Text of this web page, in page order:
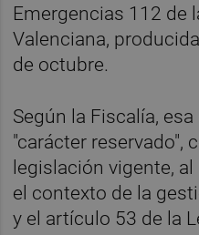
Emergencias 112 de
Valenciana,
de octubre.
Según la Fiscalía,
"carácter reservado",
legislación vigente,
el contexto de la
y el artículo 53 de la